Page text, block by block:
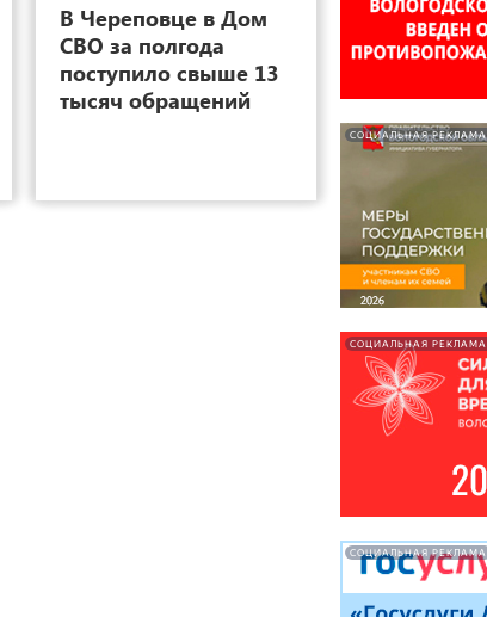
В Череповце в Дом
СВО за полгода
поступило свыше 13
тысяч обращений
СОЦИАЛЬНАЯ РЕКЛАМА
СОЦИАЛЬНАЯ РЕКЛАМА
СОЦИАЛЬНАЯ РЕКЛАМА